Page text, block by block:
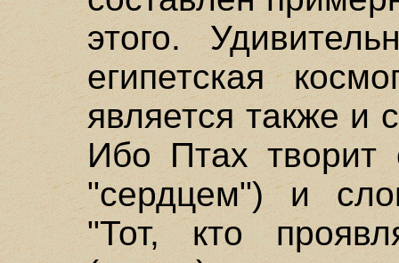
этого.
египетская
является также и
Ибо Птах творит
"сердцем") и
"Тот, кто